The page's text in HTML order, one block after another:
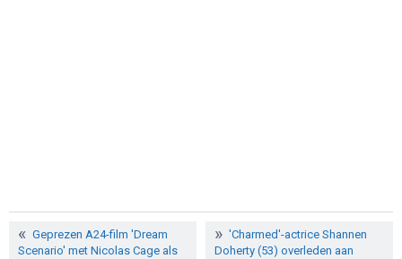
Geprezen A24-film 'Dream
Scenario' met Nicolas Cage als
'Charmed'-actrice Shannen
Doherty (53) overleden aan